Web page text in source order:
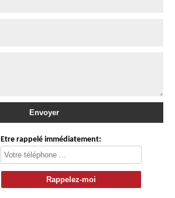
Etre rappelé immédiatement: